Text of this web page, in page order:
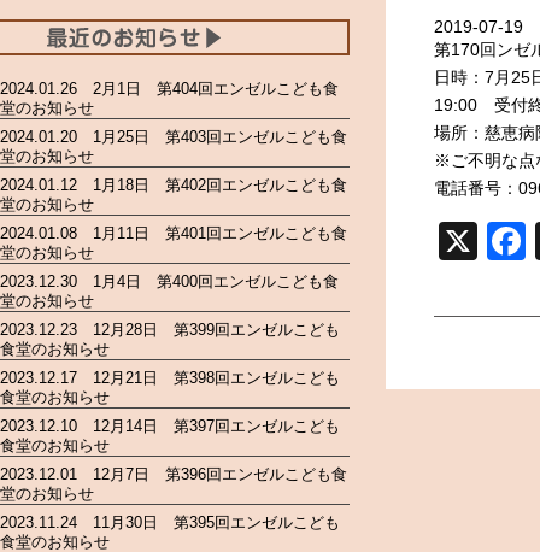
2019-07-19
第170回ンゼ
日時：7月
19:00 受付
場所：慈恵
※ご不明な点
電話番号：
X
2024.01.26 2月1日 第404回エンゼルこども食
堂のお知らせ
2024.01.20 1月25日 第403回エンゼルこども食
堂のお知らせ
2024.01.12 1月18日 第402回エンゼルこども食
堂のお知らせ
2024.01.08 1月11日 第401回エンゼルこども食
堂のお知らせ
2023.12.30 1月4日 第400回エンゼルこども食
堂のお知らせ
2023.12.23 12月28日 第399回エンゼルこども
食堂のお知らせ
2023.12.17 12月21日 第398回エンゼルこども
食堂のお知らせ
2023.12.10 12月14日 第397回エンゼルこども
食堂のお知らせ
2023.12.01 12月7日 第396回エンゼルこども食
堂のお知らせ
2023.11.24 11月30日 第395回エンゼルこども
食堂のお知らせ